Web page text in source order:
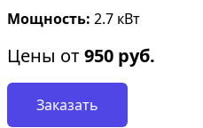
Мощность: 2.7 кВт
Цены от950 руб.
Заказать